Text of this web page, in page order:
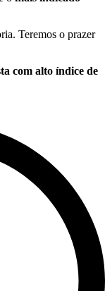
Teremos o prazer
com alto índice de